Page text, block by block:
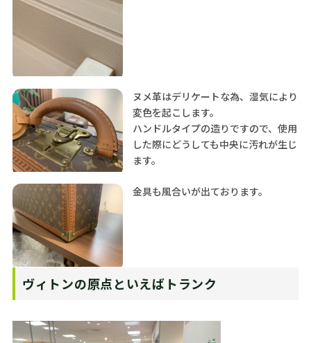
ヌメ革はデリケートな為、湿気により
変色を起こします。
ハンドルタイプの造りですので、使用
した際にどうしても中央に汚れが生じ
ます。
金具も風合いが出ております。
ヴィトンの原点といえばトランク